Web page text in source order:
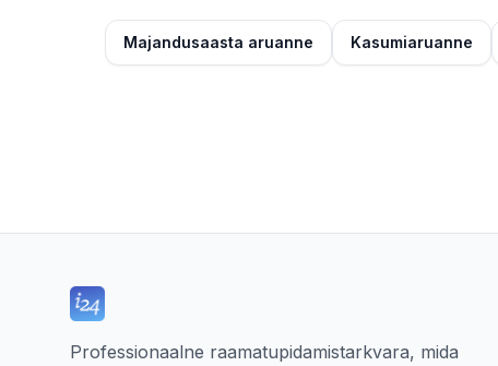
Majandusaasta aruanne Kasumiaruanne
Professionaalne raamatupidamistarkvara, mida